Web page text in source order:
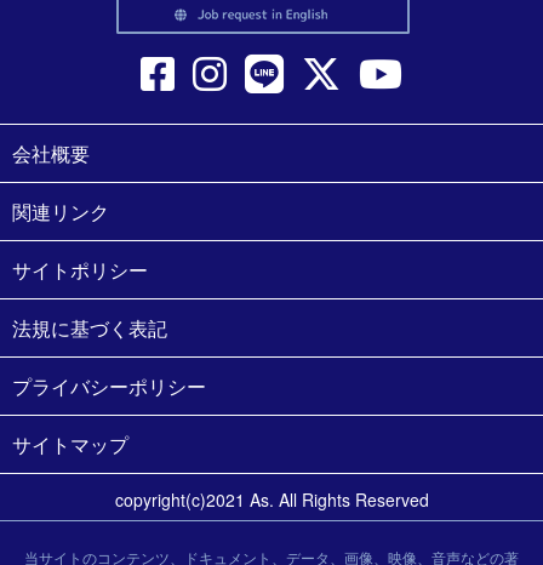
会社概要
関連リンク
サイトポリシー
法規に基づく表記
プライバシーポリシー
サイトマップ
copyright(c)2021 As. All Rights Reserved
当サイトのコンテンツ、ドキュメント、データ、画像、映像、音声などの著